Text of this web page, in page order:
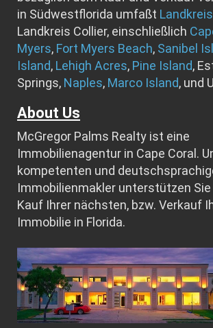
in Südwestflorida umfaßt
Landkreis Collier, einschließlich
Myers, Fort Myers Beach, Sanibel
Island, Lehigh Acres, Pine Island,
Springs, Naples, Marco Island, und
About Us
McGregor Palms Realty ist eine
Immobilienagentur in Cape Coral.
kompetenten und
Immobilienmakler unterstützen Sie
Kauf Ihrer nächsten, bzw. Verkauf
Immobilie in Florida.